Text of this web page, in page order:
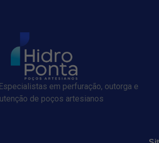
em perfuração, outorga e
de poços artesianos